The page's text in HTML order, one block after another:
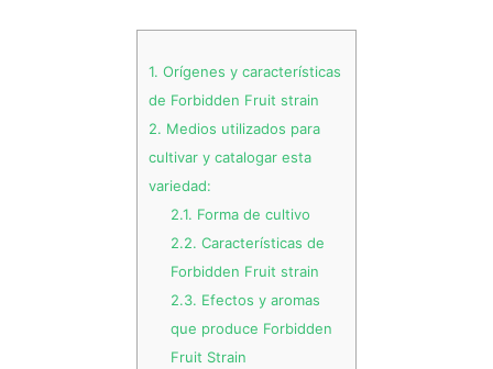
1. Orígenes y características
de Forbidden Fruit strain
2. Medios utilizados para
cultivar y catalogar esta
variedad:
2.1. Forma de cultivo
2.2. Características de
Forbidden Fruit strain
2.3. Efectos y aromas
que produce Forbidden
Fruit Strain